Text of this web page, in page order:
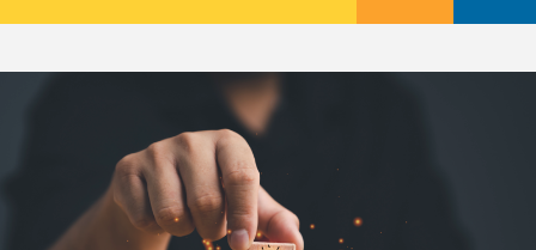
U
T
WERBEFORMATE